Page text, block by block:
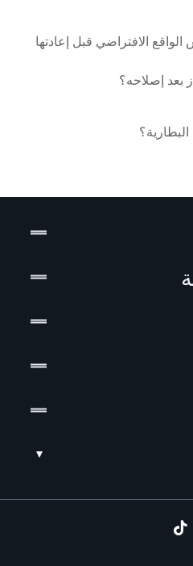
الافتراضي قبل إعادتها
بعد إصلاحه؟